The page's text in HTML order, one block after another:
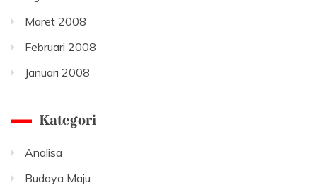
Maret 2008
Februari 2008
Januari 2008
Kategori
Analisa
Budaya Maju